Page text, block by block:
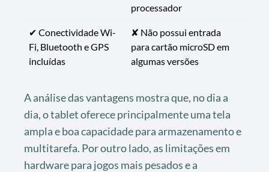
processador
✔ Conectividade Wi-
Fi, Bluetooth e GPS
incluídas
✘ Não possui entrada
para cartão microSD em
algumas versões
A análise das vantagens mostra que, no dia a
dia, o tablet oferece principalmente uma tela
ampla e boa capacidade para armazenamento e
multitarefa. Por outro lado, as limitações em
hardware para jogos mais pesados e a